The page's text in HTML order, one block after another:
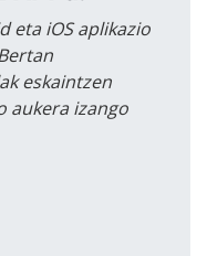
eta iOS aplikazio
eskaintzen
aukera izango